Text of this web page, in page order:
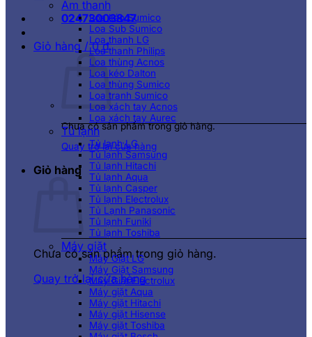
02473003847
Giỏ hàng /0₫
Chưa có sản phẩm trong giỏ hàng.
Quay trở lại cửa hàng
Giỏ hàng
Chưa có sản phẩm trong giỏ hàng.
Quay trở lại cửa hàng
Âm thanh
Loa kéo Sumico
Loa Sub Sumico
Loa thanh LG
Loa thanh Philips
Loa thùng Acnos
Loa kéo Dalton
Loa thùng Sumico
Loa tranh Sumico
Loa xách tay Acnos
Loa xách tay Aurec
Tủ lạnh
Tủ lạnh LG
Tủ lạnh Samsung
Tủ lạnh Hitachi
Tủ lạnh Aqua
Tủ lạnh Casper
Tủ lạnh Electrolux
Tủ Lạnh Panasonic
Tủ lạnh Funiki
Tủ lạnh Toshiba
Máy giặt
Máy Giặt LG
Máy Giặt Samsung
Máy Giặt Electrolux
Máy giặt Aqua
Máy giặt Hitachi
Máy giặt Hisense
Máy giặt Toshiba